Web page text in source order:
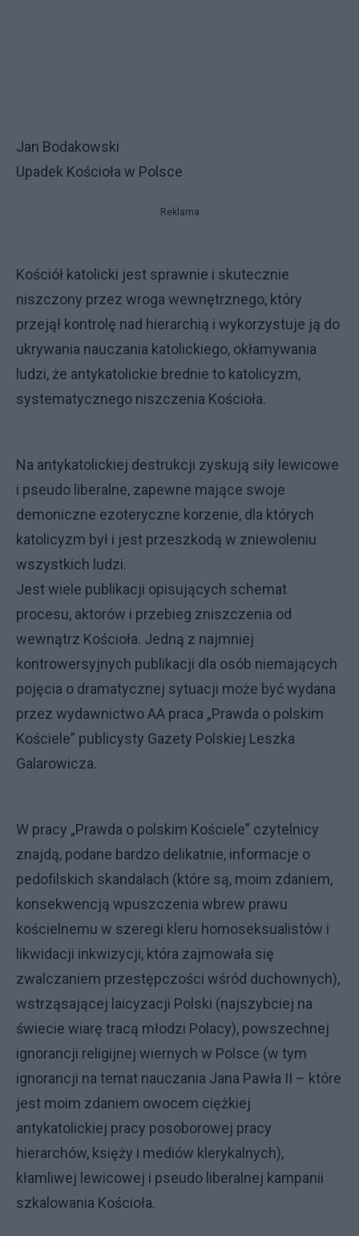
Jan Bodakowski
Upadek Kościoła w Polsce
Reklama
Kościół katolicki jest sprawnie i skutecznie
niszczony przez wroga wewnętrznego, który
przejął kontrolę nad hierarchią i wykorzystuje ją do
ukrywania nauczania katolickiego, okłamywania
ludzi, że antykatolickie brednie to katolicyzm,
systematycznego niszczenia Kościoła.
Na antykatolickiej destrukcji zyskują siły lewicowe
i pseudo liberalne, zapewne mające swoje
demoniczne ezoteryczne korzenie, dla których
katolicyzm był i jest przeszkodą w zniewoleniu
wszystkich ludzi.
Jest wiele publikacji opisujących schemat
procesu, aktorów i przebieg zniszczenia od
wewnątrz Kościoła. Jedną z najmniej
kontrowersyjnych publikacji dla osób niemających
pojęcia o dramatycznej sytuacji może być wydana
przez wydawnictwo AA praca „Prawda o polskim
Kościele” publicysty Gazety Polskiej Leszka
Galarowicza.
W pracy „Prawda o polskim Kościele” czytelnicy
znajdą, podane bardzo delikatnie, informacje o
pedofilskich skandalach (które są, moim zdaniem,
konsekwencją wpuszczenia wbrew prawu
kościelnemu w szeregi kleru homoseksualistów i
likwidacji inkwizycji, która zajmowała się
zwalczaniem przestępczości wśród duchownych),
wstrząsającej laicyzacji Polski (najszybciej na
świecie wiarę tracą młodzi Polacy), powszechnej
ignorancji religijnej wiernych w Polsce (w tym
ignorancji na temat nauczania Jana Pawła II – które
jest moim zdaniem owocem ciężkiej
antykatolickiej pracy posoborowej pracy
hierarchów, księży i mediów klerykalnych),
kłamliwej lewicowej i pseudo liberalnej kampanii
szkalowania Kościoła.